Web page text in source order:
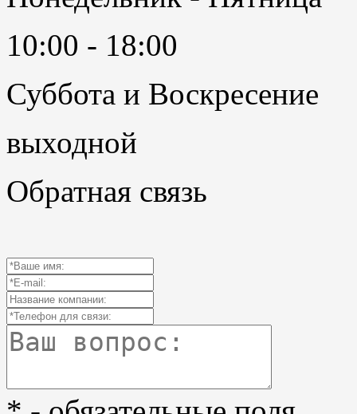
10:00 - 18:00
Суббота и Воскресение
выходной
Обратная связь